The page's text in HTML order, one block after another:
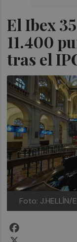
El Ibex
11.400
tras el
Foto: J.HELLÍN/